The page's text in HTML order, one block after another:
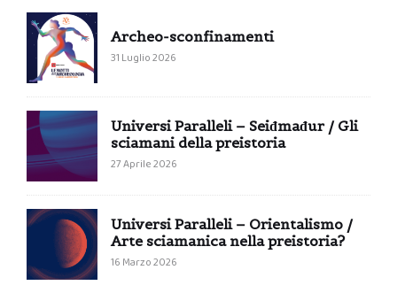
Archeo-sconfinamenti
31 Luglio 2026
Universi Paralleli – Seiđmađur / Gli
sciamani della preistoria
27 Aprile 2026
Universi Paralleli – Orientalismo /
Arte sciamanica nella preistoria?
16 Marzo 2026